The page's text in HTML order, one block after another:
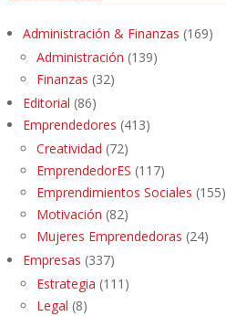
Administración & Finanzas (169)
Administración (139)
Finanzas (32)
Editorial (86)
Emprendedores (413)
Creatividad (72)
EmprendedorES (117)
Emprendimientos Sociales (155)
Motivación (82)
Mujeres Emprendedoras (24)
Empresas (337)
Estrategia (111)
Legal (8)